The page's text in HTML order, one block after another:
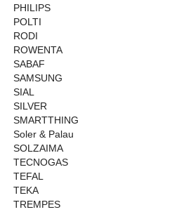
PHILIPS
POLTI
RODI
ROWENTA
SABAF
SAMSUNG
SIAL
SILVER
SMARTTHING
Soler & Palau
SOLZAIMA
TECNOGAS
TEFAL
TEKA
TREMPES